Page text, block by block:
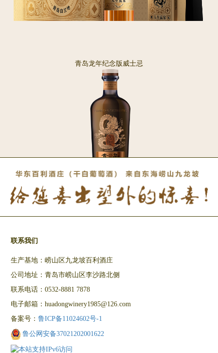
青岛龙年纪念版威士忌
联系我们
生产基地：崂山区九龙坡百利酒庄
公司地址：青岛市崂山区李沙路北侧
联系电话：0532-8881 7878
电子邮箱：huadongwinery1985@126.com
备案号：鲁ICP备11024602号-1
鲁公网安备37021202001622